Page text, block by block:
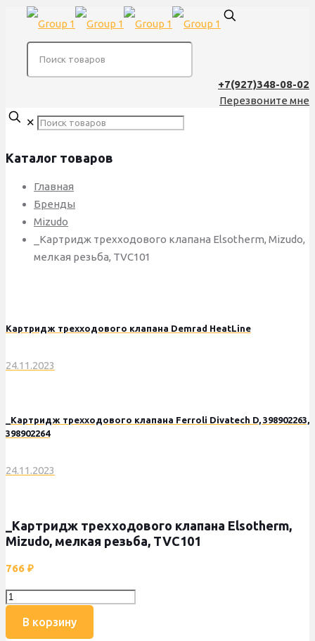
+7(927)348-08-02
Перезвоните мне
✕
Каталог товаров
Главная
Бренды
Mizudo
_Картридж трехходового клапана Elsotherm, Mizudo,
мелкая резьба, TVC101
Картридж трехходового клапана Demrad HeatLine
24.11.2023
_Картридж трехходового клапана Ferroli Divatech D, 398902263,
398902264
24.11.2023
_Картридж трехходового клапана Elsotherm,
Mizudo, мелкая резьба, TVC101
766 ₽
Количество
_Картридж
В корзину